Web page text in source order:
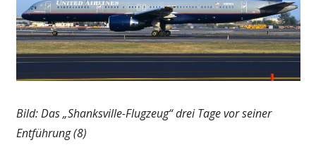
Bild: Das „Shanksville-Flugzeug“ drei Tage vor seiner
Entführung (8)